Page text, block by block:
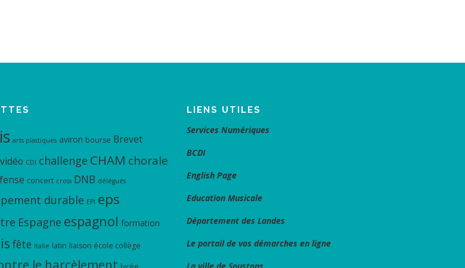
arts plastiques aviron bourse Brevet
CDI challenge CHAM chorale
concert cross DNB délégués
durable EPI eps
Espagne espagnol formation
fête Italie latin liaison école collège
le harcèlement
LIENS UTILES
Services Numériques
BCDI
English Page
Education Musicale
Département des Landes
Le portail de vos démarches en ligne